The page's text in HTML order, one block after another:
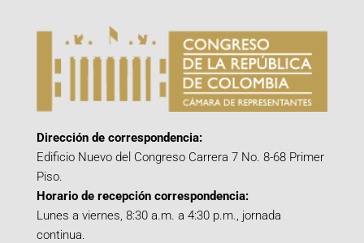
Dirección de correspondencia:
Edificio Nuevo del Congreso Carrera 7 No. 8-68 Primer
Piso.
Horario de recepción correspondencia:
Lunes a viernes, 8:30 a.m. a 4:30 p.m., jornada
continua.